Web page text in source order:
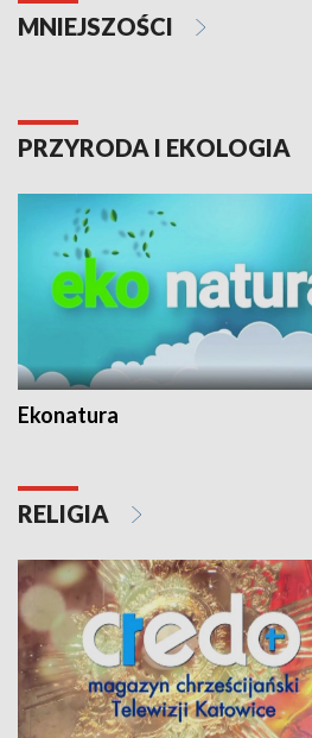
MNIEJSZOŚCI
PRZYRODA I EKOLOGIA
Ekonatura
RELIGIA